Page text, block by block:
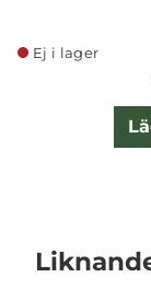
Ej i lager